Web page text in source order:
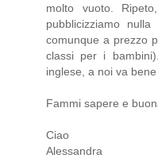
molto vuoto.
pubblicizziamo
comunque a prezzo
classi per i
inglese, a noi va bene
Fammi sapere e
Ciao
Alessandra